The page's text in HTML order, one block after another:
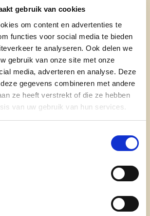
gebruik van cookies
om content en advertenties te
functies voor social media te bieden
te analyseren. Ook delen we
gebruik van onze site met onze
media, adverteren en analyse. Deze
gegevens combineren met andere
ze heeft verstrekt of die ze hebben
van uw gebruik van hun services.
arbeidsmarkt,
en het sociale en culturele leven.
: Iedereen krijgt gelijke
naam, geaardheid of
: vormen een fundament
samenleving waarin vrijheid,
rechtvaardigheid als universele
en onderwijs
van het Nederlands voor
en zomerscholen
van taaloefenkansen, taal- en